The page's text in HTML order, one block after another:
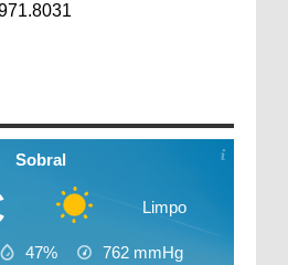
Sobral
Limpo
47% 762 mmHg